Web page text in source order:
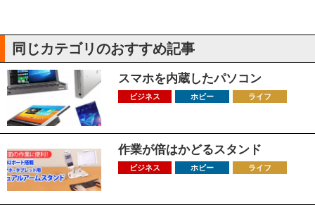
同じカテゴリのおすすめ記事
スマホを内蔵したパソコン
ビジネス ホビー ライフ
作業が倍はかどるスタンド
ビジネス ホビー ライフ